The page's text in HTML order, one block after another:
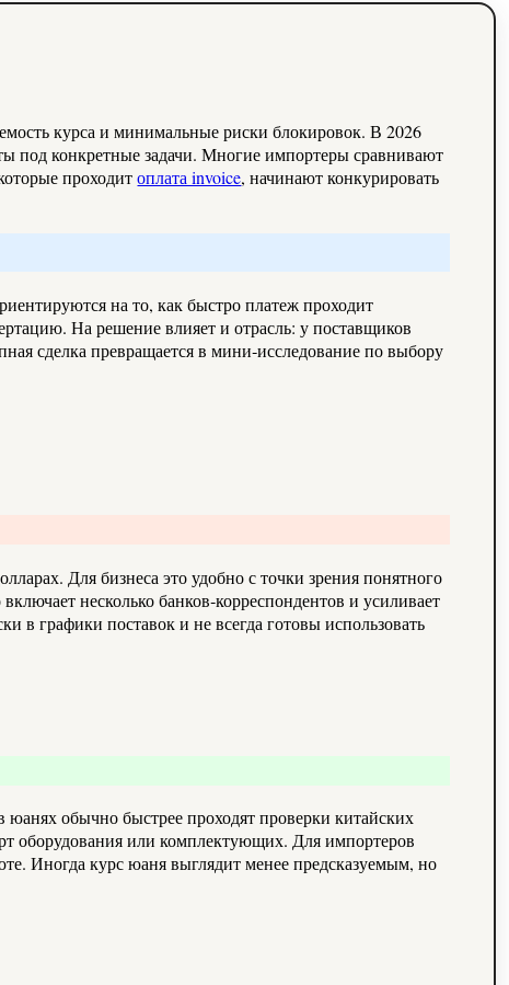
курса и минимальные риски блокировок. В 2026
под конкретные задачи. Многие импортеры сравнивают
проходитоплата invoice, начинают конкурировать
на то, как быстро платеж проходит
На решение влияет и отрасль: у поставщиков
сделка превращается в мини‑исследование по выбору
Для бизнеса это удобно с точки зрения понятного
несколько банков‑корреспондентов и усиливает
в графики поставок и не всегда готовы использовать
обычно быстрее проходят проверки китайских
оборудования или комплектующих. Для импортеров
Иногда курс юаня выглядит менее предсказуемым, но